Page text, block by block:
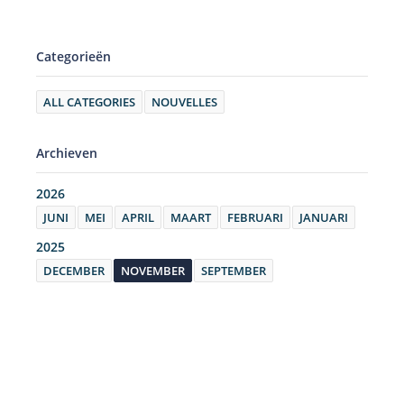
Categorieën
ALL CATEGORIES NOUVELLES
Archieven
2026
JUNI MEI APRIL MAART FEBRUARI JANUARI
2025
DECEMBER NOVEMBER SEPTEMBER